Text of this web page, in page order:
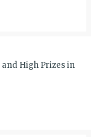
and High Prizes in